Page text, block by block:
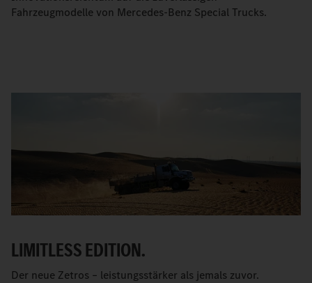
Fahrzeugmodelle von Mercedes-Benz Special Trucks.
LIMITLESS EDITION.
Der neue Zetros – leistungsstärker als jemals zuvor.